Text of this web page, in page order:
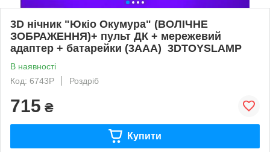
3D нічник "Юкіо Окумура" (ВОЛІЧНЕ
ЗОБРАЖЕННЯ)+ пульт ДК + мережевий
адаптер + батарейки (3ААА) 3DTOYSLAMP
В наявності
Код: 6743Р
Роздріб
715 ₴
Купити